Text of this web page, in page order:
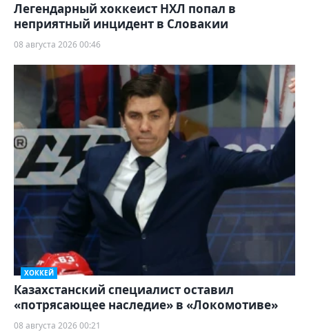
Легендарный хоккеист НХЛ попал в
неприятный инцидент в Словакии
08 августа 2026 00:46
ХОККЕЙ
Казахстанский специалист оставил
«потрясающее наследие» в «Локомотиве»
08 августа 2026 00:21